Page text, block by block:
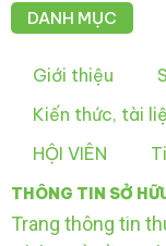
DANH MỤC
Giới thiệu
Kiến thức, tài
HỘI VIÊN
THÔNG TIN SỞ
Trang thông tin